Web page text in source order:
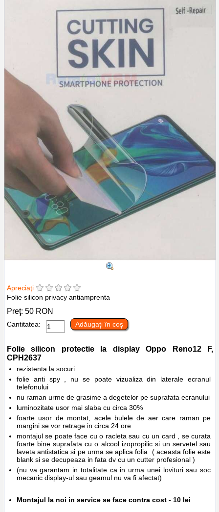
Apreciaţi
Folie silicon privacy antiamprenta
Preţ: 50 RON
Cantitatea: Adăugaţi în coş
Folie silicon protectie la displayOppo Reno12 F,
CPH2637
rezistenta la socuri
folie anti spy , nu se poate vizualiza din laterale ecranul
telefonului
nu raman urme de grasime a degetelor pe suprafata ecranului
luminozitate usor mai slaba cu circa 30%
foarte usor de montat, acele bulele de aer care raman pe
margini se vor retrage in circa 24 ore
montajul se poate face cu o racleta sau cu un card , se curata
foarte bine suprafata cu o alcool izopropilic si un servetel sau
laveta antistatica si pe urma se aplica folia ( aceasta folie este
blank si se decupeaza in fata dv cu un cutter profesional )
(nu va garantam in totalitate ca in urma unei lovituri sau soc
mecanic display-ul sau geamul nu va fi afectat)
Montajul la noi in service se face contra cost - 10 lei